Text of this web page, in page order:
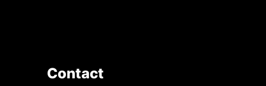
Contact